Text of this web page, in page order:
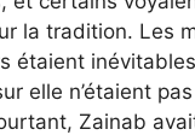
la tradition. Les
étaient
elle n’étaient
Zainab